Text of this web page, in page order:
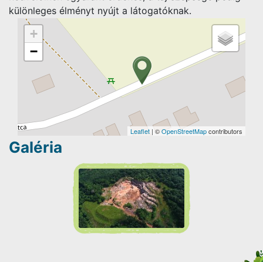
különleges élményt nyújt a látogatóknak.
+
−
Leaflet | ©OpenStreetMapcontributors
Galéria